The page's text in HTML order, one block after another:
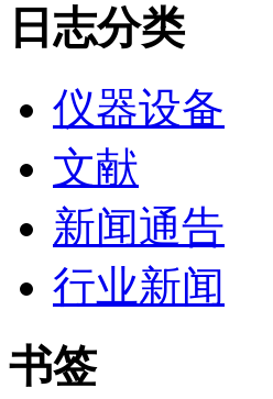
日志分类
仪器设备
文献
新闻通告
行业新闻
书签